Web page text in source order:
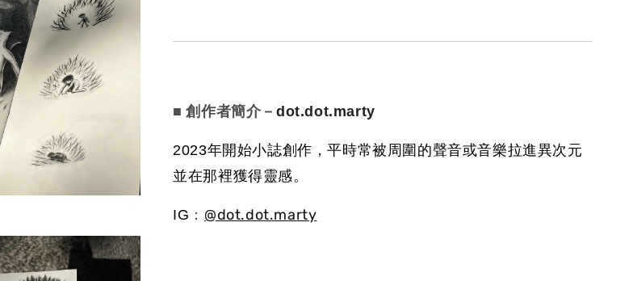
■ 創作者簡介－ dot.dot.marty
2023年開始小誌創作，平時常被周圍的聲音或音樂拉進異次元
並在那裡獲得靈感。
IG ： @dot.dot.marty